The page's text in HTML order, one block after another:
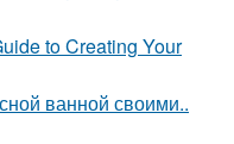
to Creating Your
ванной своими..